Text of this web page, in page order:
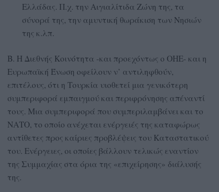
Ελλάδας. Π.χ. την Αιγιαλίτιδα Ζώνη της, τα
σύνορά της, την αμυντική θωράκιση των Νησιών
της κ.λπ.
Β. Η Διεθνής Κοινότητα -και προεχόντως ο ΟΗΕ- και η
Ευρωπαϊκή Ένωση οφείλουν ν’ αντιληφθούν,
επιτέλους, ότι η Τουρκία υιοθετεί μια γενικότερη
συμπεριφορά εμπαιγμού και περιφρόνησης απέναντί
τους. Μια συμπεριφορά που συμπεριλαμβάνει και το
ΝΑΤΟ, το οποίο ανέχεται ενέργειές της καταφώρως
αντίθετες προς καίριες προβλέψεις του Καταστατικού
του. Ενέργειες, οι οποίες βάλλουν τελικώς εναντίον
της Συμμαχίας στα όρια της «επιχείρησης» διάλυσής
της.